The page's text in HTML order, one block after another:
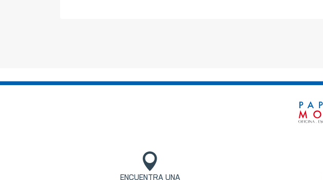
ENCUENTRA UNA